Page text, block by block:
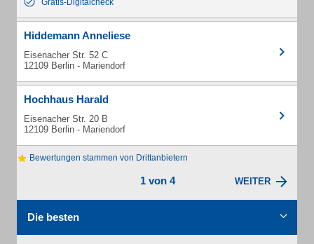
Gratis-Digitalcheck
Hiddemann Anneliese
Eisenacher Str. 52 C
12109 Berlin - Mariendorf
Hochhaus Harald
Eisenacher Str. 20 B
12109 Berlin - Mariendorf
Bewertungen stammen von Drittanbietern
1 von 4 WEITER
Die besten